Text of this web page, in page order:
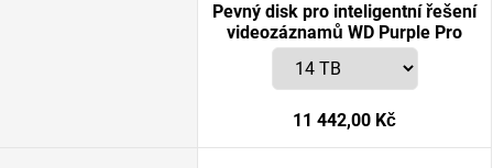
Pevný disk pro inteligentní řešení
videozáznamů WD Purple Pro
11 442,00 Kč